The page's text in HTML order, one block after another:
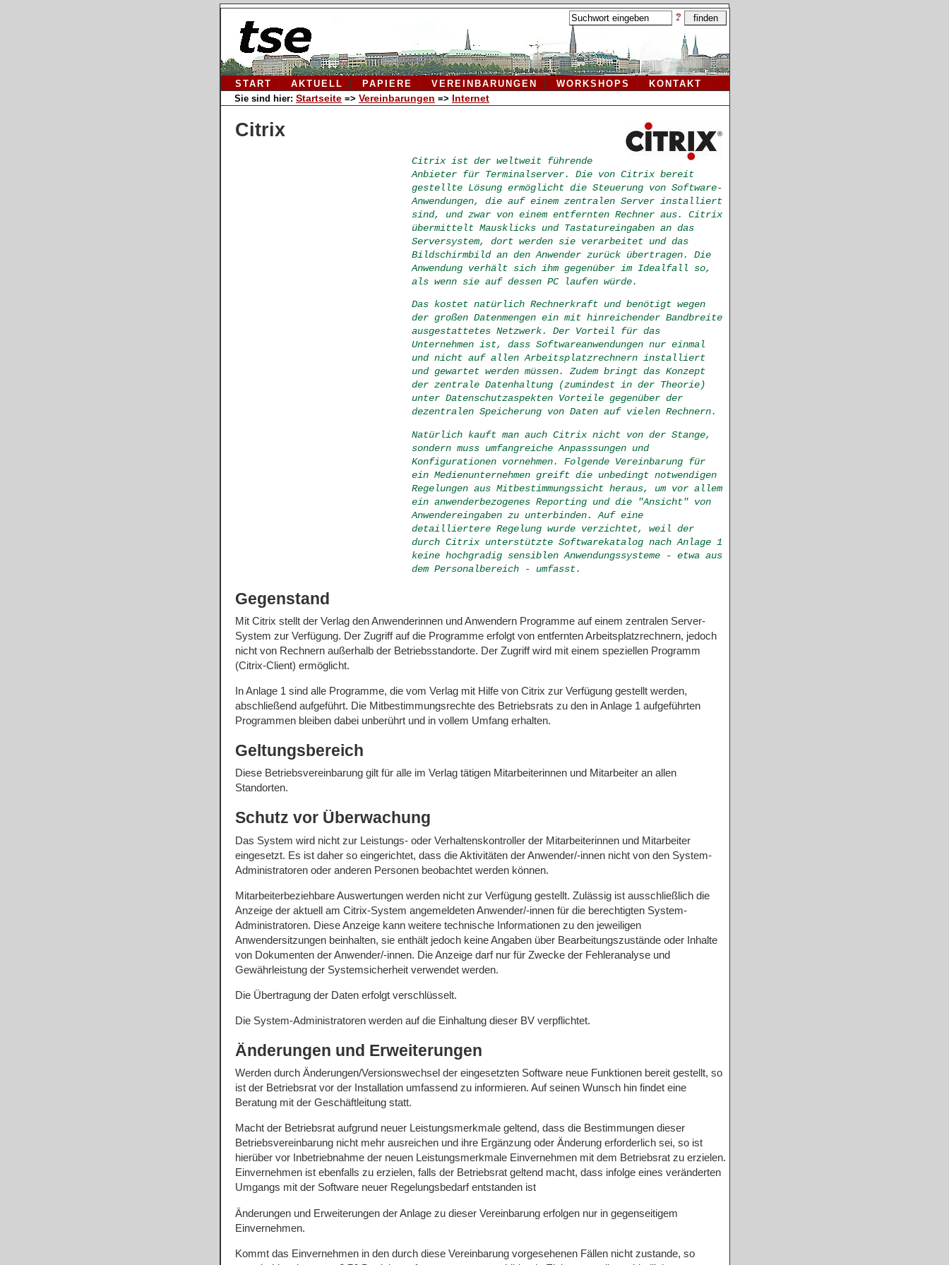
START AKTUELL PAPIERE VEREINBARUNGEN WORKSHOPS KONTAKT
Sie sind hier: Startseite => Vereinbarungen => Internet
Citrix
Citrix ist der weltweit führende
Anbieter für Terminalserver. Die von Citrix bereit
gestellte Lösung ermöglicht die Steuerung von Software-
Anwendungen, die auf einem zentralen Server installiert
sind, und zwar von einem entfernten Rechner aus. Citrix
übermittelt Mausklicks und Tastatureingaben an das
Serversystem, dort werden sie verarbeitet und das
Bildschirmbild an den Anwender zurück übertragen. Die
Anwendung verhält sich ihm gegenüber im Idealfall so,
als wenn sie auf dessen PC laufen würde.
Das kostet natürlich Rechnerkraft und benötigt wegen
der großen Datenmengen ein mit hinreichender Bandbreite
ausgestattetes Netzwerk. Der Vorteil für das
Unternehmen ist, dass Softwareanwendungen nur einmal
und nicht auf allen Arbeitsplatzrechnern installiert
und gewartet werden müssen. Zudem bringt das Konzept
der zentrale Datenhaltung (zumindest in der Theorie)
unter Datenschutzaspekten Vorteile gegenüber der
dezentralen Speicherung von Daten auf vielen Rechnern.
Natürlich kauft man auch Citrix nicht von der Stange,
sondern muss umfangreiche Anpasssungen und
Konfigurationen vornehmen. Folgende Vereinbarung für
ein Medienunternehmen greift die unbedingt notwendigen
Regelungen aus Mitbestimmungssicht heraus, um vor allem
ein anwenderbezogenes Reporting und die "Ansicht" von
Anwendereingaben zu unterbinden. Auf eine
detailliertere Regelung wurde verzichtet, weil der
durch Citrix unterstützte Softwarekatalog nach Anlage 1
keine hochgradig sensiblen Anwendungssysteme - etwa aus
dem Personalbereich - umfasst.
Gegenstand
Mit Citrix stellt der Verlag den Anwenderinnen und Anwendern Programme auf einem zentralen Server-
System zur Verfügung. Der Zugriff auf die Programme erfolgt von entfernten Arbeitsplatzrechnern, jedoch
nicht von Rechnern außerhalb der Betriebsstandorte. Der Zugriff wird mit einem speziellen Programm
(Citrix-Client) ermöglicht.
In Anlage 1 sind alle Programme, die vom Verlag mit Hilfe von Citrix zur Verfügung gestellt werden,
abschließend aufgeführt. Die Mitbestimmungsrechte des Betriebsrats zu den in Anlage 1 aufgeführten
Programmen bleiben dabei unberührt und in vollem Umfang erhalten.
Geltungsbereich
Diese Betriebsvereinbarung gilt für alle im Verlag tätigen Mitarbeiterinnen und Mitarbeiter an allen
Standorten.
Schutz vor Überwachung
Das System wird nicht zur Leistungs- oder Verhaltenskontroller der Mitarbeiterinnen und Mitarbeiter
eingesetzt. Es ist daher so eingerichtet, dass die Aktivitäten der Anwender/-innen nicht von den System-
Administratoren oder anderen Personen beobachtet werden können.
Mitarbeiterbeziehbare Auswertungen werden nicht zur Verfügung gestellt. Zulässig ist ausschließlich die
Anzeige der aktuell am Citrix-System angemeldeten Anwender/-innen für die berechtigten System-
Administratoren. Diese Anzeige kann weitere technische Informationen zu den jeweiligen
Anwendersitzungen beinhalten, sie enthält jedoch keine Angaben über Bearbeitungszustände oder Inhalte
von Dokumenten der Anwender/-innen. Die Anzeige darf nur für Zwecke der Fehleranalyse und
Gewährleistung der Systemsicherheit verwendet werden.
Die Übertragung der Daten erfolgt verschlüsselt.
Die System-Administratoren werden auf die Einhaltung dieser BV verpflichtet.
Änderungen und Erweiterungen
Werden durch Änderungen/Versionswechsel der eingesetzten Software neue Funktionen bereit gestellt, so
ist der Betriebsrat vor der Installation umfassend zu informieren. Auf seinen Wunsch hin findet eine
Beratung mit der Geschäftleitung statt.
Macht der Betriebsrat aufgrund neuer Leistungsmerkmale geltend, dass die Bestimmungen dieser
Betriebsvereinbarung nicht mehr ausreichen und ihre Ergänzung oder Änderung erforderlich sei, so ist
hierüber vor Inbetriebnahme der neuen Leistungsmerkmale Einvernehmen mit dem Betriebsrat zu erzielen.
Einvernehmen ist ebenfalls zu erzielen, falls der Betriebsrat geltend macht, dass infolge eines veränderten
Umgangs mit der Software neuer Regelungsbedarf entstanden ist
Änderungen und Erweiterungen der Anlage zu dieser Vereinbarung erfolgen nur in gegenseitigem
Einvernehmen.
Kommt das Einvernehmen in den durch diese Vereinbarung vorgesehenen Fällen nicht zustande, so